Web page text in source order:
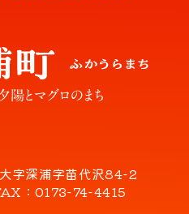
字深浦字苗代沢84-2
0173-74-4415